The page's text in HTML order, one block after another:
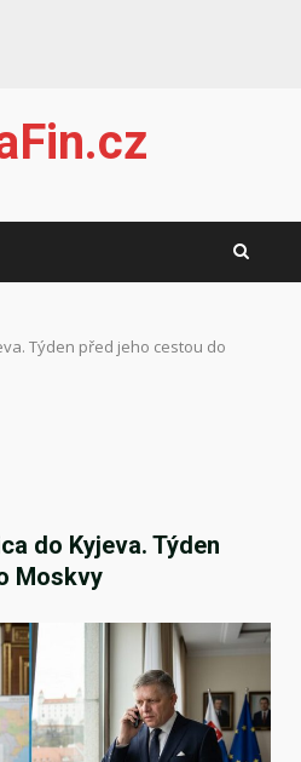
Týden před jeho cestou do
do Kyjeva. Týden
Moskvy